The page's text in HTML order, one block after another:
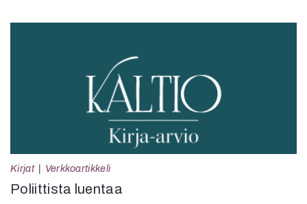
Kirjat Verkkoartikkeli
Poliittista luentaa